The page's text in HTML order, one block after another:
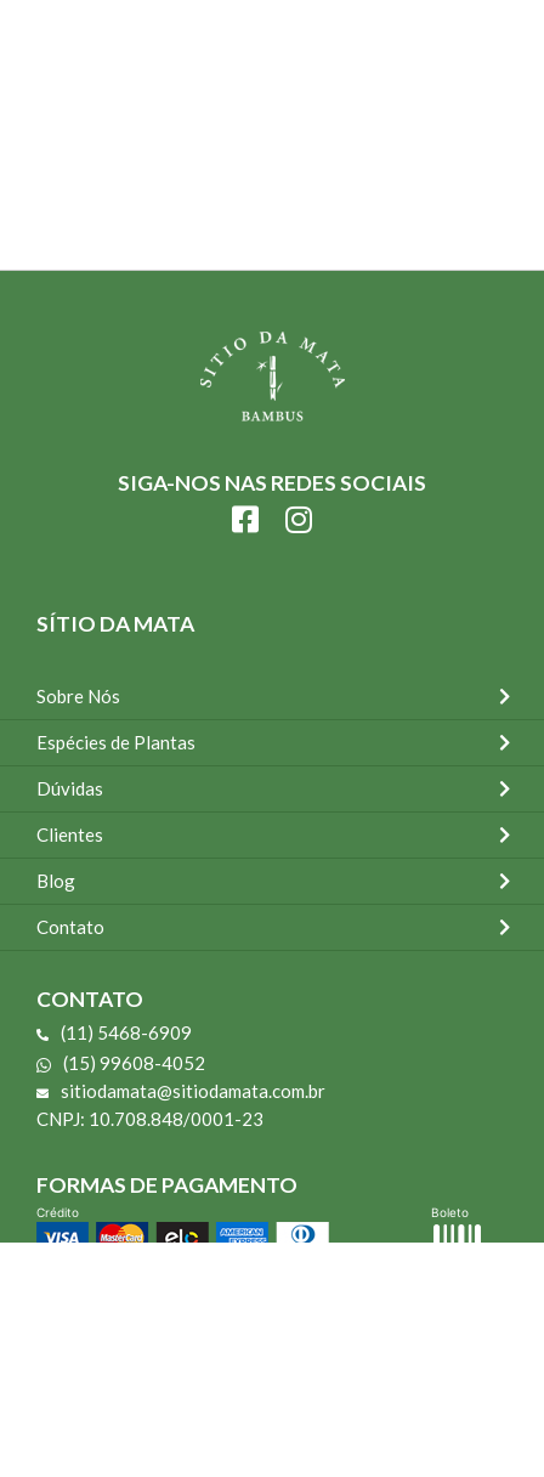
SIGA-NOS NAS REDES SOCIAIS
SÍTIO DA MATA
Sobre Nós
Espécies de Plantas
Dúvidas
Clientes
Blog
Contato
CONTATO
(11) 5468-6909
(15) 99608-4052
sitiodamata@sitiodamata.com.br
CNPJ: 10.708.848/0001-23
FORMAS DE PAGAMENTO
Crédito Boleto